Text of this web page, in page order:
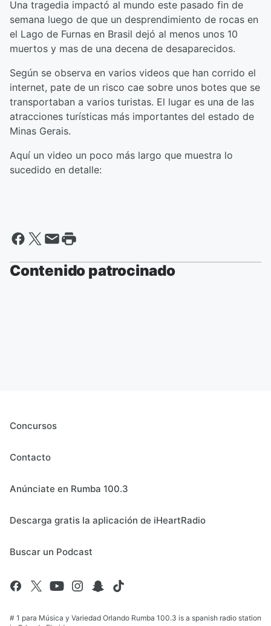
Una tragedia impactó al mundo este pasado fin de
semana luego de que un desprendimiento de rocas en
el Lago de Furnas en Brasil dejó al menos unos 10
muertos y mas de una decena de desaparecidos.
Según se observa en varios videos que han corrido el
internet, pate de un risco cae sobre unos botes que se
transportaban a varios turistas. El lugar es una de las
atracciones turísticas más importantes del estado de
Minas Gerais.
Aquí un video un poco más largo que muestra lo
sucedido en detalle:
Contenido patrocinado
Concursos
Contacto
Anúnciate en Rumba 100.3
Descarga gratis la aplicación de iHeartRadio
Buscar un Podcast
# 1 para Música y Variedad Orlando Rumba 100.3 is a spanish radio station